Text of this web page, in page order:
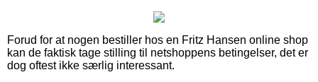
Forud for at nogen bestiller hos en Fritz Hansen online shop
kan de faktisk tage stilling til netshoppens betingelser, det er
dog oftest ikke særlig interessant.